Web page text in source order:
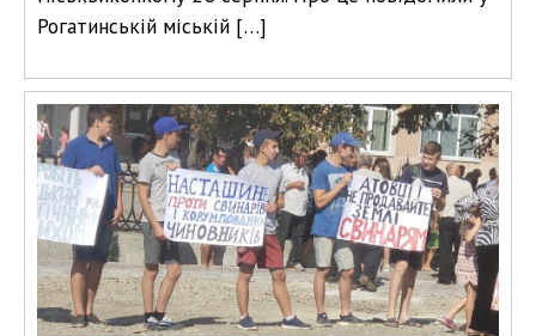
Рогатинській міській […]